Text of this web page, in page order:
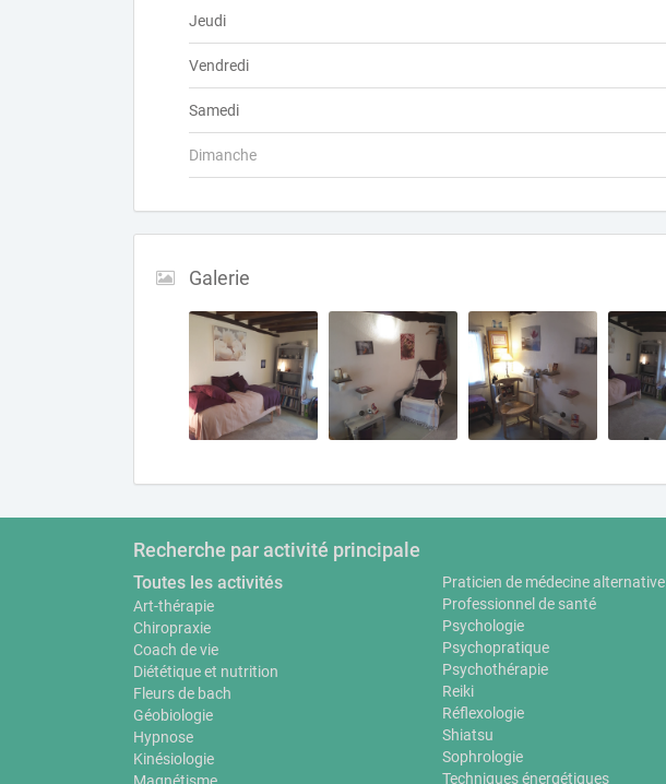
Jeudi
Vendredi
Samedi
Dimanche
Galerie
Recherche par activité principale
Toutes les activités
Art-thérapie
Chiropraxie
Coach de vie
Diététique et nutrition
Fleurs de bach
Géobiologie
Hypnose
Kinésiologie
Praticien de médecine alternative
Professionnel de santé
Psychologie
Psychopratique
Psychothérapie
Reiki
Réflexologie
Shiatsu
Sophrologie
Techniques énergétiques